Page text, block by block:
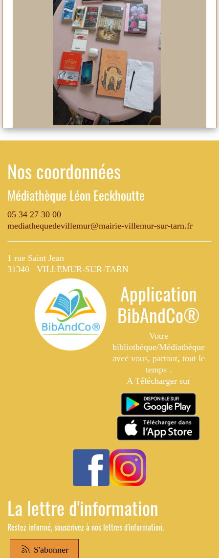
Nos coordonnées
Médiathèque Léon Eeckhoutte
05 34 27 30 00
mediathequedevillemur@mairie-villemur-sur-tarn.fr
1 rue Saint Jean
31340 VILLEMUR-SUR-TARN
Application
BibAndCo®
Votre
bibliothèque/Médiathèque
avec vous, partout, tout le
temps .
A Télécharger sur
La lettre d'information
Restez informé, souscrivez à nos lettres d'information.
S'abonner